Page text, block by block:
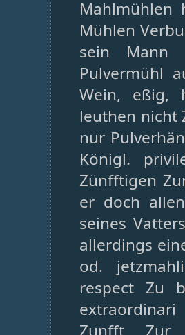
Mahlmühlen
Mühlen
sein Mann
Pulvermühl
Wein, eßig,
leuthen nicht
nur
Königl.
Zünfftigen
er doch
seines
allerdings
od.
respect Zu
Zunfft Zur